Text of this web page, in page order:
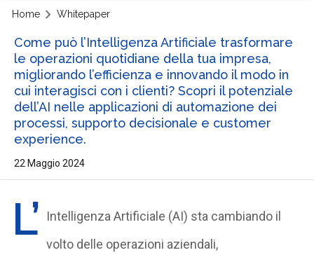
Home Whitepaper
Come può l’Intelligenza Artificiale trasformare
le operazioni quotidiane della tua impresa,
migliorando l’efficienza e innovando il modo in
cui interagisci con i clienti? Scopri il potenziale
dell’AI nelle applicazioni di automazione dei
processi, supporto decisionale e customer
experience.
22 Maggio 2024
L’
Intelligenza Artificiale (AI) sta cambiando il
volto delle operazioni aziendali,